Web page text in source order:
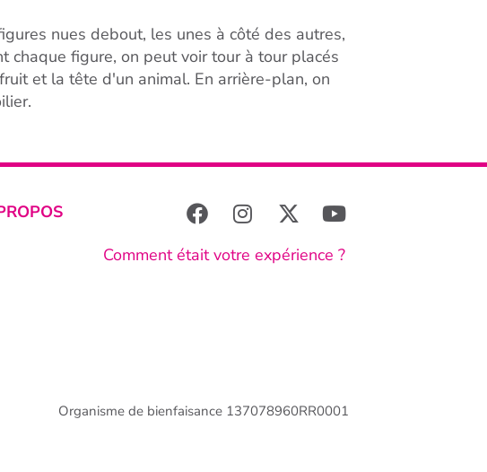
nues debout, les unes à côté des autres,
chaque figure, on peut voir tour à tour placés
et la tête d'un animal. En arrière-plan, on
Comment était votre expérience ?
Organisme de bienfaisance 137078960RR0001